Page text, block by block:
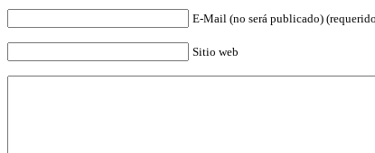
E-Mail (no será publicado)
Sitio web